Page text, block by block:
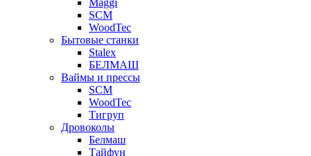
Maggi
SCM
WoodTec
Бытовые станки
Stalex
БЕЛМАШ
Ваймы и прессы
SCM
WoodTec
Тигруп
Дровоколы
Белмаш
Тайфун